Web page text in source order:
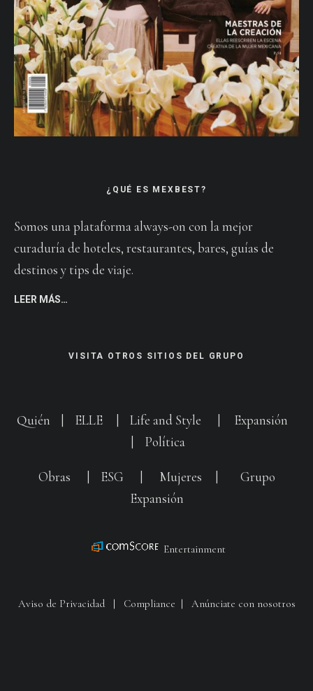
¿QUÉ ES MEXBEST?
Somos una plataforma always-on con la mejor
curaduría de hoteles, restaurantes, bares, guías de
destinos y tips de viaje.
LEER MÁS…
VISITA OTROS SITIOS DEL GRUPO
Quién ELLE Life and Style
Expansión
Política
Obras ESG Mujeres
Grupo
Expansión
Entertainment
Aviso de Privacidad| Compliance | Anúnciate con nosotros